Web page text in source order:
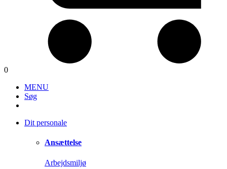
0
MENU
Søg
Dit personale
Ansættelse
Arbejdsmiljø